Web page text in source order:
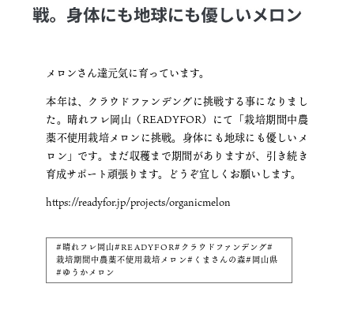
メロンさん達元気に育っています。
本年は、クラウドファンデングに挑戦する事になりまし
た。晴れフレ岡山（READYFOR）にて「栽培期間中農
薬不使用栽培メロンに挑戦。身体にも地球にも優しいメ
ロン」です。まだ収穫まで期間がありますが、引き続き
育成サポート頑張ります。どうぞ宜しくお願いします。
https://readyfor.jp/projects/organicmelon
#晴れフレ岡山#READYFOR#クラウドファンデング#
栽培期間中農薬不使用栽培メロン#くまさんの森#岡山県
#ゆうかメロン